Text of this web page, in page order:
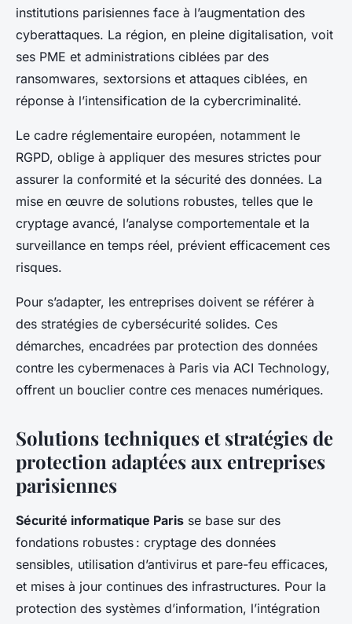
institutions parisiennes face à l’augmentation des
cyberattaques. La région, en pleine digitalisation, voit
ses PME et administrations ciblées par des
ransomwares, sextorsions et attaques ciblées, en
réponse à l’intensification de la cybercriminalité.
Le cadre réglementaire européen, notamment le
RGPD, oblige à appliquer des mesures strictes pour
assurer la conformité et la sécurité des données. La
mise en œuvre de solutions robustes, telles que le
cryptage avancé, l’analyse comportementale et la
surveillance en temps réel, prévient efficacement ces
risques.
Pour s’adapter, les entreprises doivent se référer à
des stratégies de cybersécurité solides. Ces
démarches, encadrées par protection des données
contre les cybermenaces à Paris via ACI Technology,
offrent un bouclier contre ces menaces numériques.
Solutions techniques et stratégies de
protection adaptées aux entreprises
parisiennes
Sécurité informatique Paris se base sur des
fondations robustes : cryptage des données
sensibles, utilisation d’antivirus et pare-feu efficaces,
et mises à jour continues des infrastructures. Pour la
protection des systèmes d’information, l’intégration